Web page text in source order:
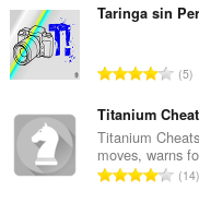
n
e
n
:
B
w
e
r
t
u
n
s
t
B
e
w
e
Taringa sin
G
s
a
m
t
5
Titanium
Titanium
moves, warns
G14